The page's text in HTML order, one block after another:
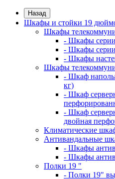
Назад
Шкафы и стойки 19
Шкафы
- Шкафы
- Шкафы
- Шкафы
Шкафы
- Шкаф
кг)
- Шкаф
- Шкаф
двойная
Климатические
Антивандальные
- Шкафы
- Шкафы
Полки 19 "
- Полки 19"